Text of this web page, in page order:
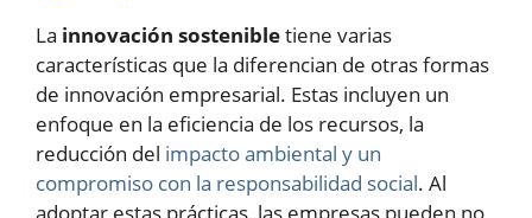
La innovación sostenibletiene varias
características que la diferencian de otras formas
de innovación empresarial. Estas incluyen un
enfoque en la eficiencia de los recursos, la
reducción del impacto ambiental y un
compromiso con la responsabilidad social. Al
adoptar estas prácticas, las empresas pueden no